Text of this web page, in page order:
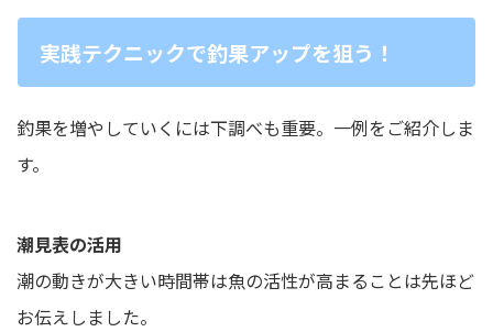
実践テクニックで釣果アップを狙う！
釣果を増やしていくには下調べも重要。一例をご紹介しま
す。
潮見表の活用
潮の動きが大きい時間帯は魚の活性が高まることは先ほど
お伝えしました。